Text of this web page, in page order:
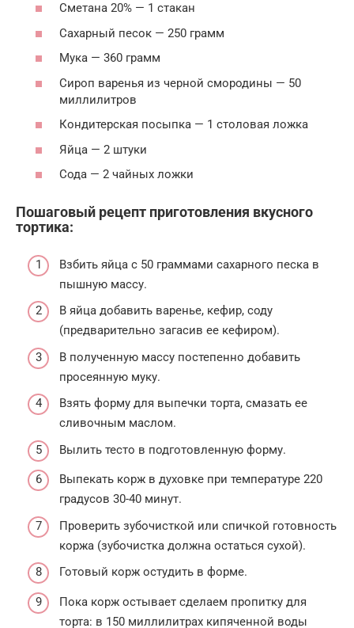
Сметана 20% — 1 стакан
Сахарный песок — 250 грамм
Мука — 360 грамм
Сироп варенья из черной смородины — 50
миллилитров
Кондитерская посыпка — 1 столовая ложка
Яйца — 2 штуки
Сода — 2 чайных ложки
Пошаговый рецепт приготовления вкусного
тортика:
Взбить яйца с 50 граммами сахарного песка в
пышную массу.
В яйца добавить варенье, кефир, соду
(предварительно загасив ее кефиром).
В полученную массу постепенно добавить
просеянную муку.
Взять форму для выпечки торта, смазать ее
сливочным маслом.
Вылить тесто в подготовленную форму.
Выпекать корж в духовке при температуре 220
градусов 30-40 минут.
Проверить зубочисткой или спичкой готовность
коржа (зубочистка должна остаться сухой).
Готовый корж остудить в форме.
Пока корж остывает сделаем пропитку для
торта: в 150 миллилитрах кипяченной воды